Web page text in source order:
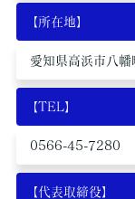
しません。
・お客さまの同意
・お客さまが希望
託する業者に対して
・法令に基づき開
個人情報の安全対策
当社は、個人情報
ィに万全の対策を講
【所在地】
愛知県高浜市八
【TEL】
0566-45-7280
【代表取締役】